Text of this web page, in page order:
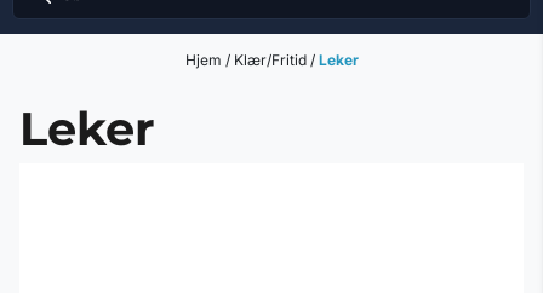
Hjem / Klær/Fritid / Leker
Leker